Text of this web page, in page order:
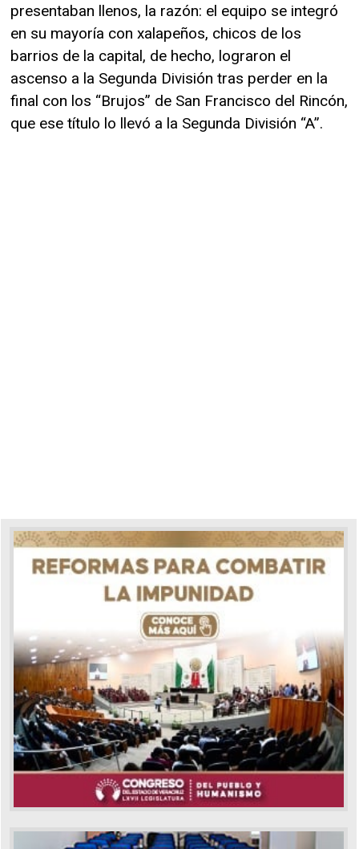
presentaban llenos, la razón: el equipo se integró
en su mayoría con xalapeños, chicos de los
barrios de la capital, de hecho, lograron el
ascenso a la Segunda División tras perder en la
final con los “Brujos” de San Francisco del Rincón,
que ese título lo llevó a la Segunda División “A”.